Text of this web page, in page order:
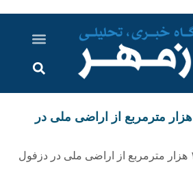
واگذاری بیش از ۱۲ هزار مترمربع از اراضی ملی در